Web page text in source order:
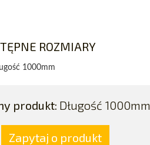
ROZMIARY
1000mm
produkt: Długość 1000mm
Zapytaj o produkt